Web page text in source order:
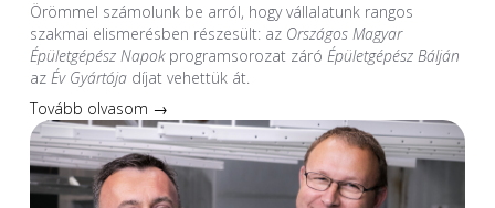
Örömmel számolunk be arról, hogy vállalatunk rangos
szakmai elismerésben részesült: az Országos Magyar
Épületgépész Napokprogramsorozat záró Épületgépész Bálján
az Év Gyártójadíjat vehettük át.
Tovább olvasom →